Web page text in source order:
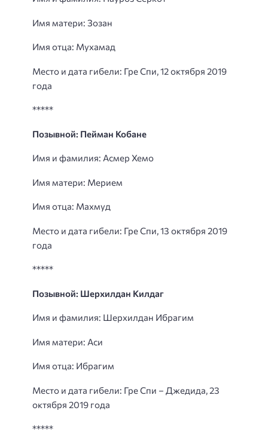
Имя матери: Зозан
Имя отца: Мухамад
Место и дата гибели: Гре Спи, 12 октября 2019
года
*****
Позывной: Пейман Кобане
Имя и фамилия: Асмер Хемо
Имя матери: Мерием
Имя отца: Махмуд
Место и дата гибели: Гре Спи, 13 октября 2019
года
*****
Позывной: Шерхилдан Килдаг
Имя и фамилия: Шерхилдан Ибрагим
Имя матери: Аси
Имя отца: Ибрагим
Место и дата гибели: Гре Спи – Джедида, 23
октября 2019 года
*****